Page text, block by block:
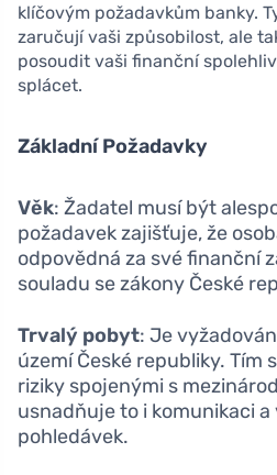
klíčovým požadavkům banky.
zaručují vaši způsobilost, ale
posoudit vaši finanční
splácet.
Základní Požadavky
Věk: Žadatel musí být
požadavek zajišťuje, že
odpovědná za své finanční
souladu se zákony České
Trvalý pobyt: Je
území České republiky. Tím
riziky spojenými s
usnadňuje to i komunikaci
pohledávek.